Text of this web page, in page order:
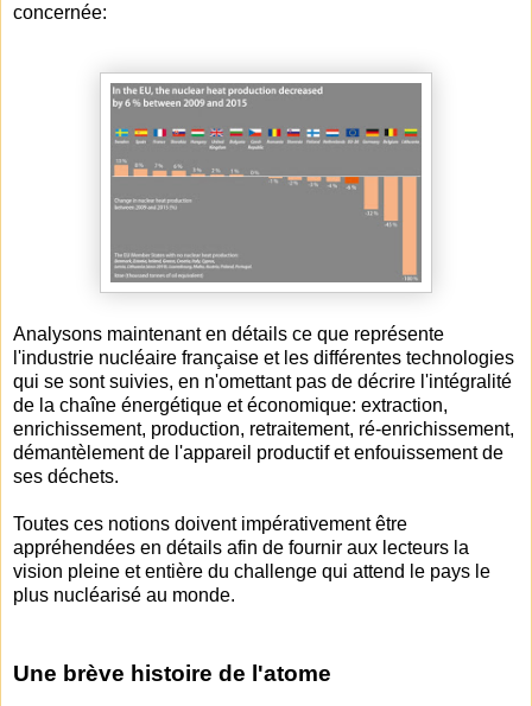
concernée:
Analysons maintenant en détails ce que représente
l'industrie nucléaire française et les différentes technologies
qui se sont suivies, en n'omettant pas de décrire l'intégralité
de la chaîne énergétique et économique: extraction,
enrichissement, production, retraitement, ré-enrichissement,
démantèlement de l'appareil productif et enfouissement de
ses déchets.
Toutes ces notions doivent impérativement être
appréhendées en détails afin de fournir aux lecteurs la
vision pleine et entière du challenge qui attend le pays le
plus nucléarisé au monde.
Une brève histoire de l'atome